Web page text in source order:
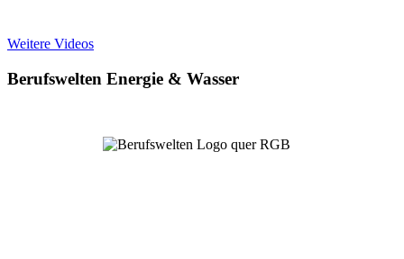
Weitere Videos
Berufswelten Energie & Wasser